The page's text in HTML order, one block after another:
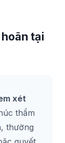
tại
xét
thẩm
thường